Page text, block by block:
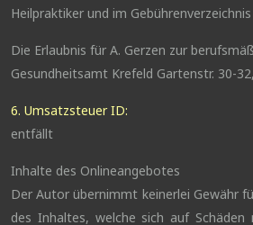
Heilpraktiker und im
Die Erlaubnis für A. Gerzen zur
Gesundheitsamt Krefeld Gartenstr. 30-
6. Umsatzsteuer ID:
entfällt
Inhalte des Onlineangebotes
Der Autor übernimmt keinerlei Gewähr
des Inhaltes, welche sich auf